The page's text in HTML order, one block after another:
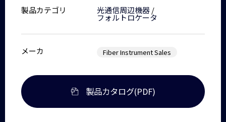
製品カテゴリ 光通信周辺機器/
フォルトロケータ
メーカ Fiber Instrument Sales
製品カタログ(PDF)